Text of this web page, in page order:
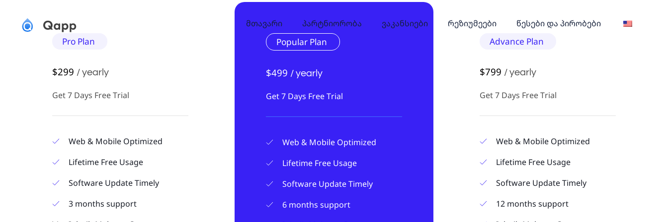
მთავარი პარტნიორობა ვაკანსიები რეზიუმეები წესები და პირობები
Pro Plan
$299 / yearly
Get 7 Days Free Trial
Web & Mobile Optimized
Lifetime Free Usage
Software Update Timely
3 months support
Popular Plan
$499 / yearly
Get 7 Days Free Trial
Web & Mobile Optimized
Lifetime Free Usage
Software Update Timely
6 months support
Advance Plan
$799 / yearly
Get 7 Days Free Trial
Web & Mobile Optimized
Lifetime Free Usage
Software Update Timely
12 months support